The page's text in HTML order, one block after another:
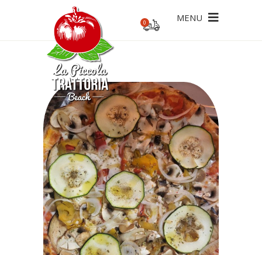
0
un pedido mínimo de 20€
MENU